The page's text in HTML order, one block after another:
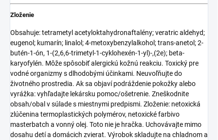
Zloženie
Obsahuje: tetrametyl acetyloktahydronaftalény; veratric aldehyd;
eugenol; kumarín; linalol; 4-metoxybenzylalkohol; trans-anetol; 2-
butén-1-ón, 1-(2,6,6-trimetyl-1-cyklohexén-1-yl)-,(2e); beta-
karyofylén. Môže spôsobiť alergickú kožnú reakciu. Toxický pre
vodné organizmy s dlhodobými účinkami. Neuvoľňujte do
životného prostredia. Ak sa objaví podráždenie pokožky alebo
vyrážka: vyhľadajte lekársku pomoc/ošetrenie. Zneškodnite
obsah/obal v súlade s miestnymi predpismi. Zloženie: netoxická
zlúčenina termoplastických polymérov, netoxické farbivo
masterbatch a vonný olej. Toto nie je hračka. Uchovávajte mimo
dosahu detí a domácich zvierat. Výrobok skladujte na chladnom a